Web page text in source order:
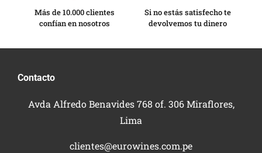
Más de 10.000 clientes
confían en nosotros
Si no estás satisfecho te
devolvemos tu dinero
Contacto
Avda Alfredo Benavides 768 of. 306 Miraflores,
Lima
clientes@eurowines.com.pe